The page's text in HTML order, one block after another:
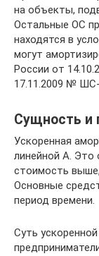
на объекты,
Остальные ОС
находятся в
могут
России от
17.11.2009 №
Сущность и
Ускоренная
линейной А. Это
стоимость
Основные
период времени.
Суть